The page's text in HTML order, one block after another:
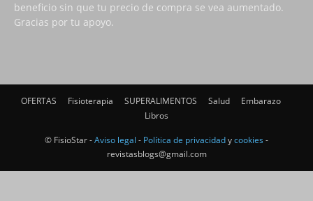
beneficio sin que tu precio de compra se vea aumentado.
Gracias por tu apoyo.
OFERTAS Fisioterapia SUPERALIMENTOS Salud
Embarazo
Libros
© FisioStar -Aviso legal - Política de privacidadycookies -
revistasblogs@gmail.com